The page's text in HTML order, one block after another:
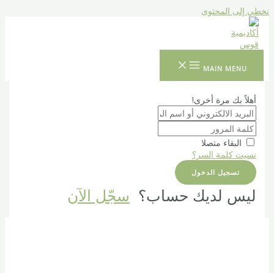
تخطي إلى المحتوى
MAIN MENU
أهلاً بك مرة أخرى!
البقاء متصلا
نسيت كلمة السر؟
تسجيل الدخول
ليس لديك حساب؟ سجّل الآن